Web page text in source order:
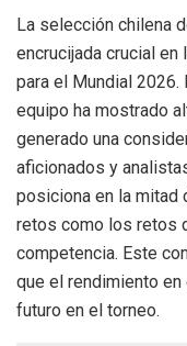
La selección chilena
encrucijada crucial
para el Mundial 2026.
equipo ha mostrado
generado una
aficionados y
posiciona en la mitad
retos como los retos
competencia. Este
que el rendimiento
futuro en el torneo.